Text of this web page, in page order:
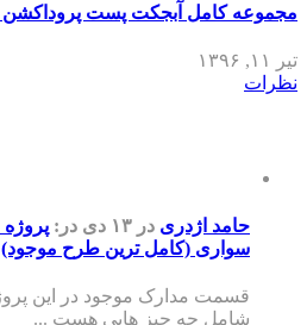
مجموعه کامل آبجکت پست پروداکشن
تیر ۱۱, ۱۳۹۶
نظرات
حامد اژدری در ۱۳ دی در:
سواری (کامل ترین طرح موجود)
قسمت مدارک موجود در این
شامل چه چیز هایی هست ...